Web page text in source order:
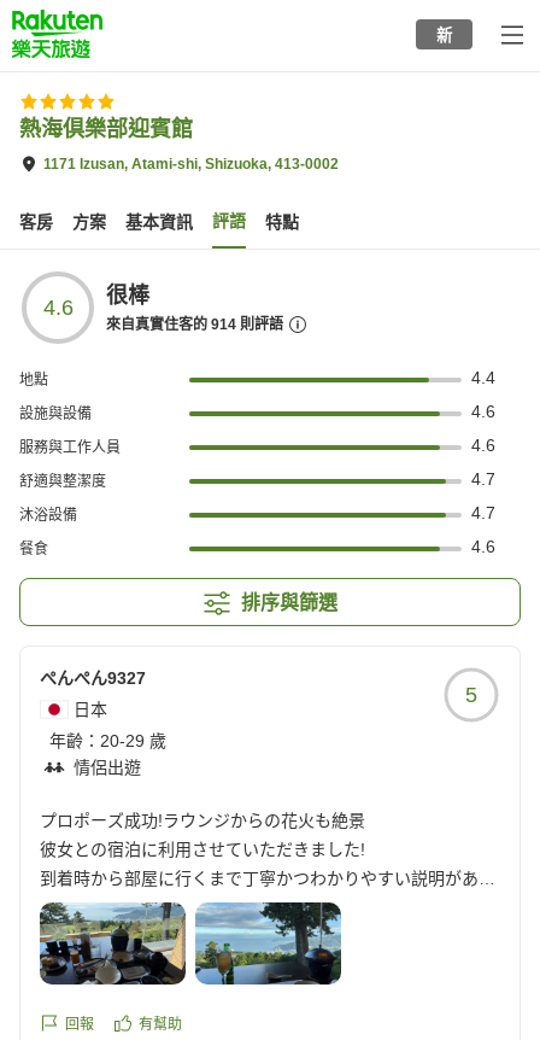
to
top
page
新
熱海倶樂部迎賓館
1171 Izusan, Atami-shi, Shizuoka, 413-0002
客房 方案 基本資訊 評語 特點
4.6 很棒
來自真實住客的 914 則評語
地點 4.4
設施與設備 4.6
服務與工作人員 4.6
舒適與整潔度 4.7
沐浴設備 4.7
餐食 4.6
排序與篩選
ぺんぺん9327
日本
年齡： 20-29 歲
情侶出遊
5
プロポーズ成功!ラウンジからの花火も絶景
彼女との宿泊に利用させていただきました!
到着時から部屋に行くまで丁寧かつわかりやすい説明があり
ました。夕食の準備ができた際には部屋の電話にてお知らせ
いただきました。熱海花火大会もラウンジから見ることがで
き、絶景でした。また、今回彼女へプロポーズも兼ねており
思います。
回報 有幫助